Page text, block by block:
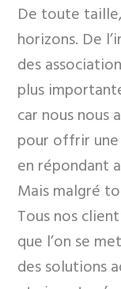
De toute
horizons. De
des
plus
car nous nous
pour offrir
en répondant
Mais malgré
Tous nos
que l’on se
des solutions